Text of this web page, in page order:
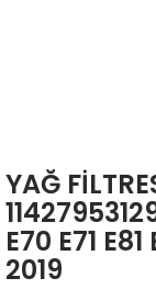
YAĞ
E70 E71
2019